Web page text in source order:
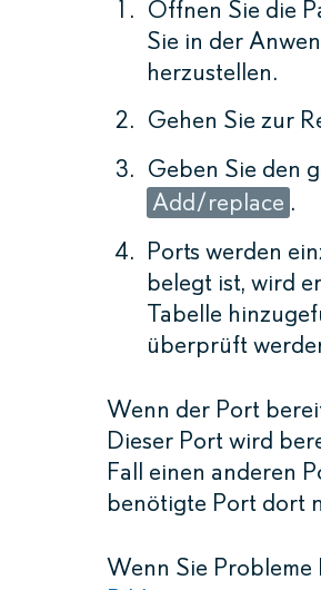
Öffnen Sie die
Sie in der
herzustellen.
Gehen Sie zur
Geben Sie den
Add/replace .
Ports werden
belegt ist, wird
Tabelle
überprüft
Wenn der Port
Dieser Port wird
Fall einen anderen
benötigte Port dort
Wenn Sie